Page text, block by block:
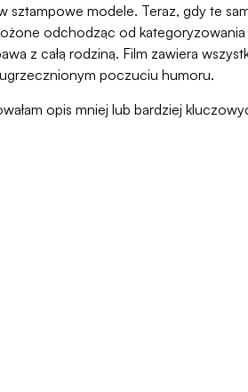
sztampowe modele. Teraz, gdy te
odchodząc od kategoryzowania
z całą rodziną. Film zawiera
poczuciu humoru.
opis mniej lub bardziej